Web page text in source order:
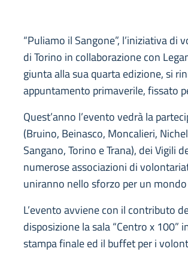
“Puliamo il Sangone”, l’iniziativa
di Torino in collaborazione con
giunta alla sua quarta edizione, si
appuntamento primaverile, fissato
Quest’anno l’evento vedrà la
(Bruino, Beinasco, Moncalieri,
Sangano, Torino e Trana), dei Vigili
numerose associazioni di
uniranno nello sforzo per un
L’evento avviene con il contributo
disposizione la sala “Centro x 100”
stampa finale ed il buffet per i